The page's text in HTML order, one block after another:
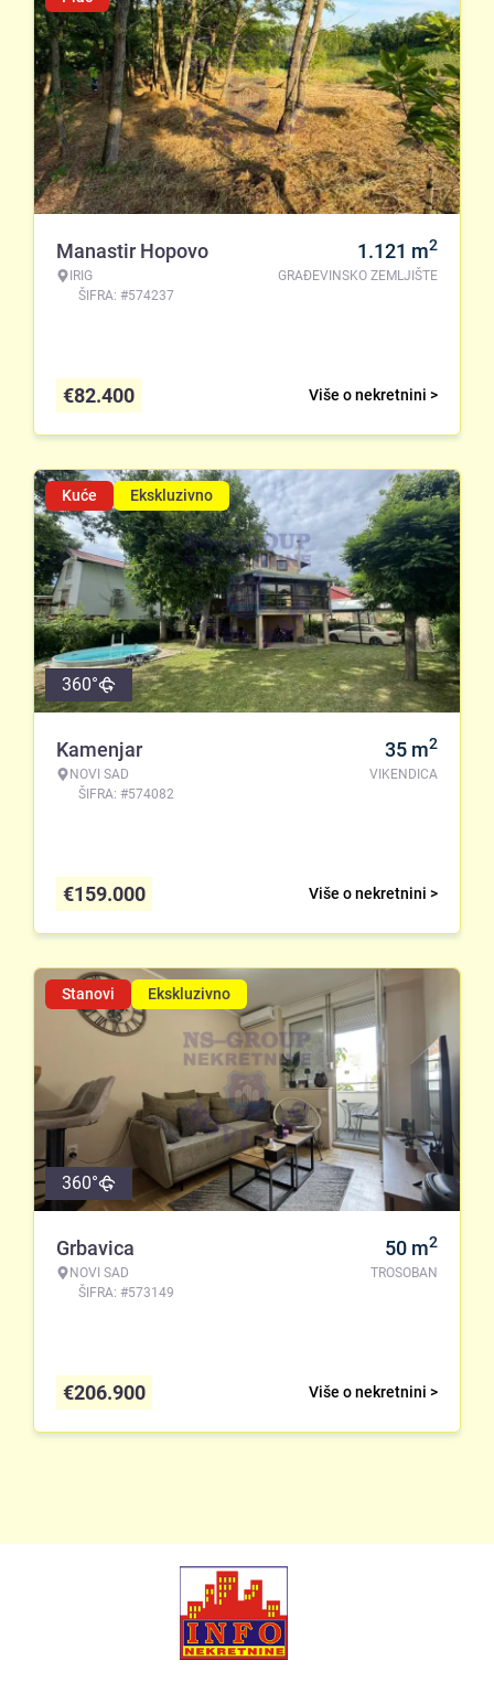
Manastir Hopovo
IRIG
ŠIFRA: #574237
1.121 m2
GRAĐEVINSKO ZEMLJIŠTE
Više o nekretnini >
€82.400
Kuće Ekskluzivno
360°
Kamenjar
NOVI SAD
ŠIFRA: #574082
35 m2
VIKENDICA
Više o nekretnini >
€159.000
Stanovi Ekskluzivno
360°
Grbavica
NOVI SAD
ŠIFRA: #573149
50 m2
TROSOBAN
Više o nekretnini >
€206.900